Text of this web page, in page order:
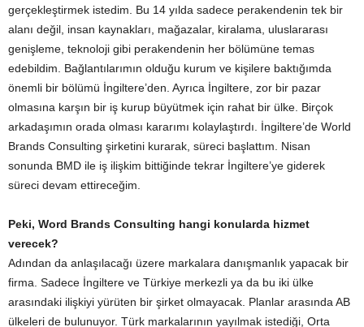
gerçekleştirmek istedim. Bu 14 yılda sadece perakendenin tek bir
alanı değil, insan kaynakları, mağazalar, kiralama, uluslararası
genişleme, teknoloji gibi perakendenin her bölümüne temas
edebildim. Bağlantılarımın olduğu kurum ve kişilere baktığımda
önemli bir bölümü İngiltere’den. Ayrıca İngiltere, zor bir pazar
olmasına karşın bir iş kurup büyütmek için rahat bir ülke. Birçok
arkadaşımın orada olması kararımı kolaylaştırdı. İngiltere’de World
Brands Consulting şirketini kurarak, süreci başlattım. Nisan
sonunda BMD ile iş ilişkim bittiğinde tekrar İngiltere’ye giderek
süreci devam ettireceğim.
Peki, Word Brands Consulting hangi konularda hizmet
verecek?
Adından da anlaşılacağı üzere markalara danışmanlık yapacak bir
firma. Sadece İngiltere ve Türkiye merkezli ya da bu iki ülke
arasındaki ilişkiyi yürüten bir şirket olmayacak. Planlar arasında AB
ülkeleri de bulunuyor. Türk markalarının yayılmak istediği, Orta